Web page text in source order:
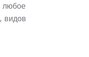
любое
видов